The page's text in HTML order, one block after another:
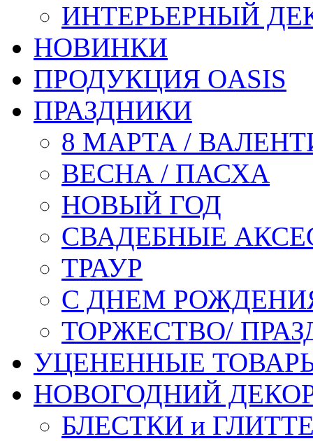
ИНТЕРЬЕРНЫЙ
НОВИНКИ
ПРОДУКЦИЯ OASIS
ПРАЗДНИКИ
8 МАРТА /
ВЕСНА / ПАСХА
НОВЫЙ ГОД
СВАДЕБНЫЕ
ТРАУР
С ДНЕМ
ТОРЖЕСТВО/
УЦЕНЕННЫЕ
НОВОГОДНИЙ
БЛЕСТКИ и